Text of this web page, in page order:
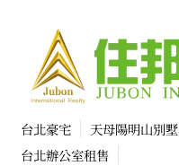
台北豪宅 天母陽明山別墅
台北辦公室租售